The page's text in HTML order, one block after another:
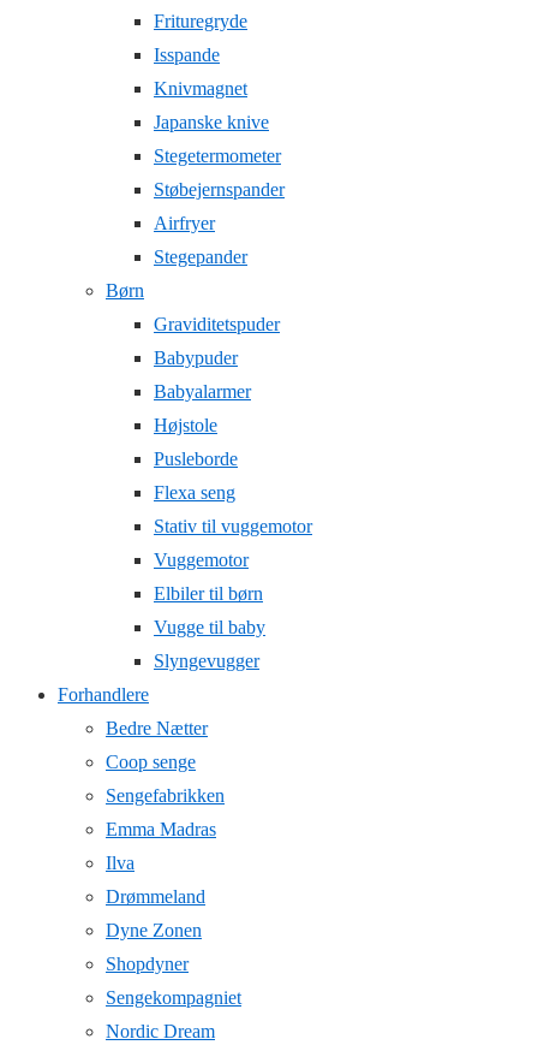
Frituregryde
Isspande
Knivmagnet
Japanske knive
Stegetermometer
Støbejernspander
Airfryer
Stegepander
Børn
Graviditetspuder
Babypuder
Babyalarmer
Højstole
Pusleborde
Flexa seng
Stativ til vuggemotor
Vuggemotor
Elbiler til børn
Vugge til baby
Slyngevugger
Forhandlere
Bedre Nætter
Coop senge
Sengefabrikken
Emma Madras
Ilva
Drømmeland
Dyne Zonen
Shopdyner
Sengekompagniet
Nordic Dream